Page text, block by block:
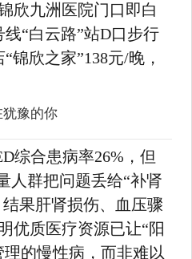
欣九洲医院门口即白
“白云路”站D口步行
锦欣之家”138元/晚，
豫的你
综合患病率26%，但
人群把问题丢给“补肾
果肝肾损伤、血压骤
优质医疗资源已让“阳
的慢性病，而非难以